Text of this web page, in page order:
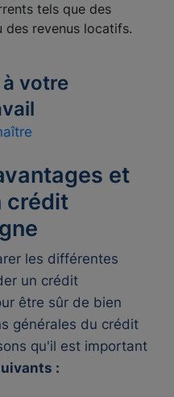
tels que des
des revenus locatifs.
votre
et
crédit
les différentes
un crédit
être sûr de bien
générales du crédit
qu'il est important
: